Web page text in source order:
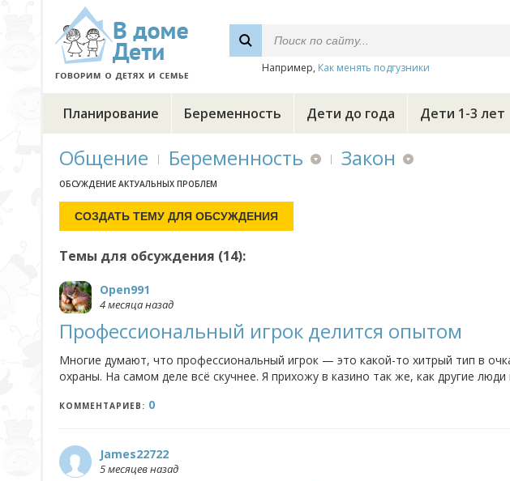
Например, Как менять подгузники
Планирование Беременность Дети до года Дети 1-3 лет
Общение Беременность Закон
ОБСУЖДЕНИЕ АКТУАЛЬНЫХ ПРОБЛЕМ
Темы для обсуждения (14):
Open991
4 месяца назад
Профессиональный игрок делится опытом
Многие думают, что профессиональный игрок — это какой-то хитрый тип в
охраны. На самом деле всё скучнее. Я прихожу в казино так же, как другие
КОММЕНТАРИЕВ: 0
James22722
5 месяцев назад